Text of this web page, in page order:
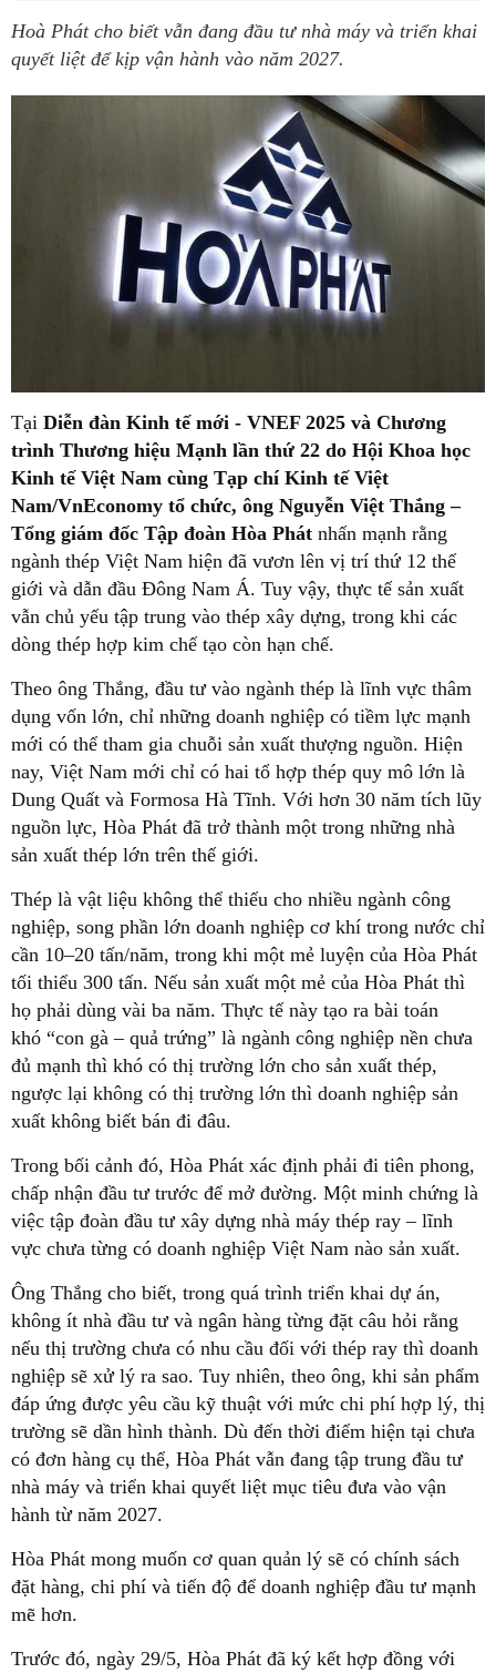
Hoà Phát cho biết vẫn đang đầu tư nhà máy và triển khai
quyết liệt để kịp vận hành vào năm 2027.
Tại Diễn đàn Kinh tế mới - VNEF 2025 và Chương
trình Thương hiệu Mạnh lần thứ 22 do Hội Khoa học
Kinh tế Việt Nam cùng Tạp chí Kinh tế Việt
Nam/VnEconomy tổ chức, ông Nguyễn Việt Thắng –
Tổng giám đốc Tập đoàn Hòa Phát nhấn mạnh rằng
ngành thép Việt Nam hiện đã vươn lên vị trí thứ 12 thế
giới và dẫn đầu Đông Nam Á. Tuy vậy, thực tế sản xuất
vẫn chủ yếu tập trung vào thép xây dựng, trong khi các
dòng thép hợp kim chế tạo còn hạn chế.
Theo ông Thắng, đầu tư vào ngành thép là lĩnh vực thâm
dụng vốn lớn, chỉ những doanh nghiệp có tiềm lực mạnh
mới có thể tham gia chuỗi sản xuất thượng nguồn. Hiện
nay, Việt Nam mới chỉ có hai tổ hợp thép quy mô lớn là
Dung Quất và Formosa Hà Tĩnh. Với hơn 30 năm tích lũy
nguồn lực, Hòa Phát đã trở thành một trong những nhà
sản xuất thép lớn trên thế giới.
Thép là vật liệu không thể thiếu cho nhiều ngành công
nghiệp, song phần lớn doanh nghiệp cơ khí trong nước chỉ
cần 10–20 tấn/năm, trong khi một mẻ luyện của Hòa Phát
tối thiểu 300 tấn. Nếu sản xuất một mẻ của Hòa Phát thì
họ phải dùng vài ba năm. Thực tế này tạo ra bài toán
khó “con gà – quả trứng” là ngành công nghiệp nền chưa
đủ mạnh thì khó có thị trường lớn cho sản xuất thép,
ngược lại không có thị trường lớn thì doanh nghiệp sản
xuất không biết bán đi đâu.
Trong bối cảnh đó, Hòa Phát xác định phải đi tiên phong,
chấp nhận đầu tư trước để mở đường. Một minh chứng là
việc tập đoàn đầu tư xây dựng nhà máy thép ray – lĩnh
vực chưa từng có doanh nghiệp Việt Nam nào sản xuất.
Ông Thắng cho biết, trong quá trình triển khai dự án,
không ít nhà đầu tư và ngân hàng từng đặt câu hỏi rằng
nếu thị trường chưa có nhu cầu đối với thép ray thì doanh
nghiệp sẽ xử lý ra sao. Tuy nhiên, theo ông, khi sản phẩm
đáp ứng được yêu cầu kỹ thuật với mức chi phí hợp lý, thị
trường sẽ dần hình thành. Dù đến thời điểm hiện tại chưa
có đơn hàng cụ thể, Hòa Phát vẫn đang tập trung đầu tư
nhà máy và triển khai quyết liệt mục tiêu đưa vào vận
hành từ năm 2027.
Hòa Phát mong muốn cơ quan quản lý sẽ có chính sách
đặt hàng, chi phí và tiến độ để doanh nghiệp đầu tư mạnh
mẽ hơn.
Trước đó, ngày 29/5, Hòa Phát đã ký kết hợp đồng với